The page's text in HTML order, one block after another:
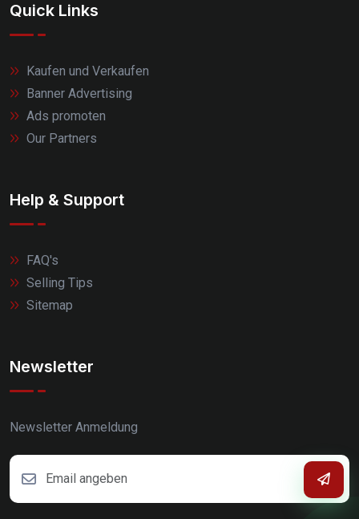
Quick Links
Kaufen und Verkaufen
Banner Advertising
Ads promoten
Our Partners
Help & Support
FAQ's
Selling Tips
Sitemap
Newsletter
Newsletter Anmeldung